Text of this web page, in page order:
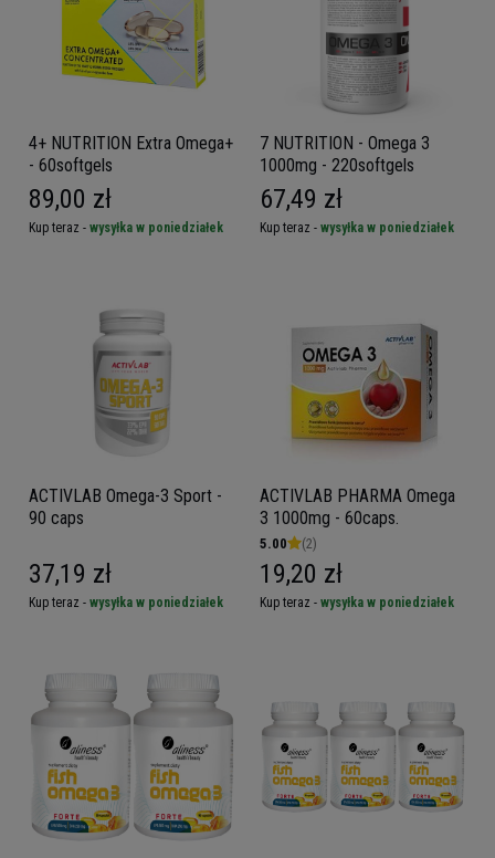
4+ NUTRITION Extra Omega+
- 60softgels
89,00 zł
Kup teraz - wysyłka w poniedziałek
7 NUTRITION - Omega 3
1000mg - 220softgels
67,49 zł
Kup teraz - wysyłka w poniedziałek
ACTIVLAB Omega-3 Sport -
90 caps
37,19 zł
Kup teraz - wysyłka w poniedziałek
ACTIVLAB PHARMA Omega
3 1000mg - 60caps.
5.00 (2)
19,20 zł
Kup teraz - wysyłka w poniedziałek